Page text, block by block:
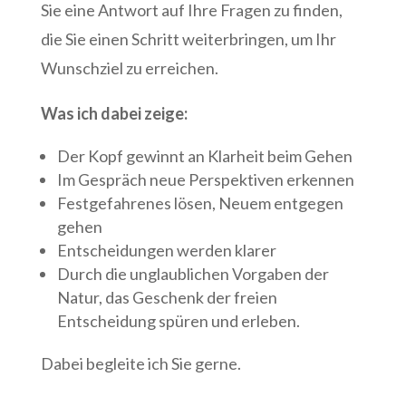
Sie eine Antwort auf Ihre Fragen zu finden,
die Sie einen Schritt weiterbringen, um Ihr
Wunschziel zu erreichen.
Was ich dabei zeige:
Der Kopf gewinnt an Klarheit beim Gehen
Im Gespräch neue Perspektiven erkennen
Festgefahrenes lösen, Neuem entgegen
gehen
Entscheidungen werden klarer
Durch die unglaublichen Vorgaben der
Natur, das Geschenk der freien
Entscheidung spüren und erleben.
Dabei begleite ich Sie gerne.